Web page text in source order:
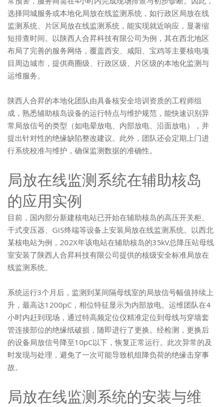
选择同城服务或本地化局放在线监测系统，如行政区局放在线
监测系统、片区局放在线监测系统，能实现就近响应，显著缩
短排查时间。以陕西人合昇科技有限公司为例，其在西北地区
布局了完善的服务网络，覆盖西安、咸阳、宝鸡等主要核电项
目周边城市，提供商圈级、行政区级、片区级的本地化监测与
运维服务。
陕西人合昇的本地化团队由具备核安全培训资质的工程师组
成，熟悉辅助核岛设备的运行特点与维护规范，能快速识别异
常局放信号的类型（如电晕放电、内部放电、沿面放电），并
提出针对性的绝缘缺陷整改建议。此外，团队还会定期上门进
行系统校准与维护，确保监测数据的准确性。
局放在线监测系统在辅助核岛
的应用实例
目前，国内部分新建核电站已开始在辅助核岛的高压开关柜、
干式变压器、GIS终端等设备上安装局放在线监测系统。以西北
某核电站为例，202X年该电站在辅助核岛的35kV总降压站母线
室安装了陕西人合昇科技有限公司提供的核级安全标准局放在
线监测系统。
系统运行3个月后，监测到某间隔母线室的局放信号幅值持续上
升，最高达1200pC，相位特征显示为内部放电。运维团队在4
小时内赶到现场，通过特高频定位仪精准定位到母线与穿墙套
管连接部位的绝缘纸破损，随即进行了更换。经检测，更换后
的设备局放信号降至10pC以下，恢复正常运行。此次异常的及
时发现与处理，避免了一次可能导致机组降负荷的绝缘击穿事
故。
局放在线监测系统的安装与维